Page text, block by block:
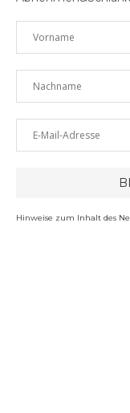
Hinweise zum Inhalt des